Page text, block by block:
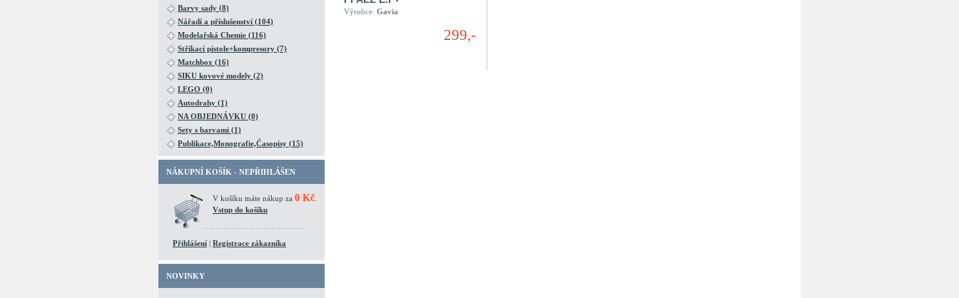
Barvy sady (8)
Nářadí a příslušenství (104)
Modelařská Chemie (116)
Stříkací pistole+kompresory (7)
Matchbox (16)
SIKU kovové modely (2)
LEGO (0)
Autodrahy (1)
NA OBJEDNÁVKU (0)
Sety s barvami (1)
Publikace,Monografie,Časopisy (15)
NÁKUPNÍ KOŠÍK - NEPŘIHLÁŠEN
V košíku máte nákup za 0 Kč
Vstup do košíku
Přihlášení | Registrace zákazníka
NOVINKY
Výrobce: Gavia
299,-